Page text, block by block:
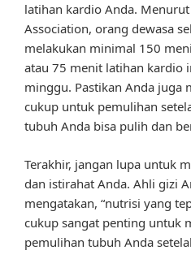
latihan kardio Anda.
Association, orang dewasa
melakukan minimal 150
atau 75 menit latihan kardio
minggu. Pastikan Anda juga
cukup untuk pemulihan
tubuh Anda bisa pulih dan
Terakhir, jangan lupa untuk
dan istirahat Anda. Ahli gizi
mengatakan, “nutrisi yang
cukup sangat penting untuk
pemulihan tubuh Anda